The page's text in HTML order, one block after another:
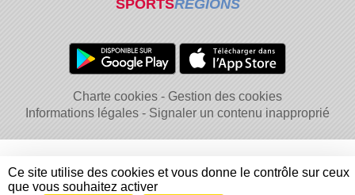
SPORTSREGIONS
Charte cookies
Gestion des cookies
Informations légales
Signaler un contenu inapproprié
Ce site utilise des cookies et vous donne le contrôle sur ceux
que vous souhaitez activer